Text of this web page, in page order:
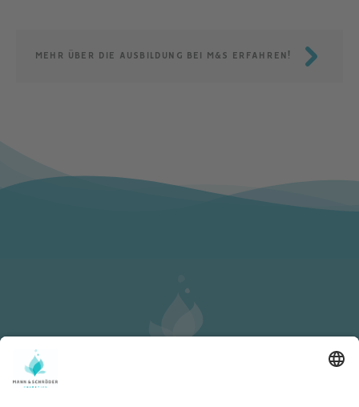
MEHR ÜBER DIE AUSBILDUNG BEI M&S ERFAHREN!